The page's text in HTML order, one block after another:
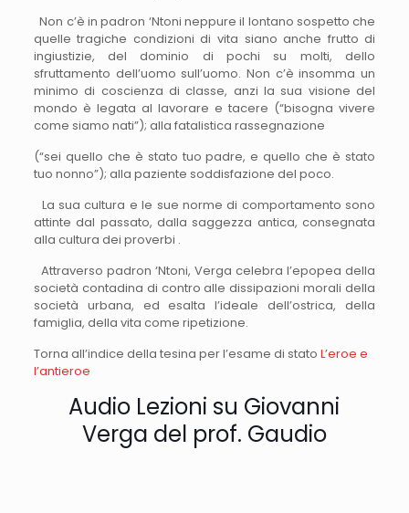
Non c’è in padron ‘Ntoni neppure il lontano sospetto che
quelle tragiche condizioni di vita siano anche frutto di
ingiustizie, del dominio di pochi su molti, dello
sfruttamento dell’uomo sull’uomo. Non c’è insomma un
minimo di coscienza di classe, anzi la sua visione del
mondo è legata al lavorare e tacere (“bisogna vivere
come siamo nati”); alla fatalistica rassegnazione
(“sei quello che è stato tuo padre, e quello che è stato
tuo nonno”); alla paziente soddisfazione del poco.
La sua cultura e le sue norme di comportamento sono
attinte dal passato, dalla saggezza antica, consegnata
alla cultura dei proverbi .
Attraverso padron ‘Ntoni, Verga celebra l’epopea della
società contadina di contro alle dissipazioni morali della
società urbana, ed esalta l’ideale dell’ostrica, della
famiglia, della vita come ripetizione.
Torna all’indice della tesina per l’esame di stato L’eroe e
l’antieroe
Audio Lezioni su Giovanni
Verga del prof. Gaudio